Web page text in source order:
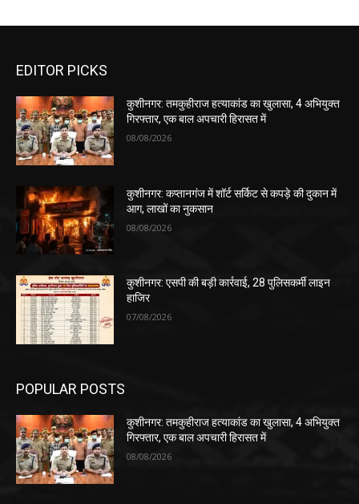
EDITOR PICKS
कुशीनगर: तमकुहीराज हत्याकांड का खुलासा, 4 अभियुक्त
गिरफ्तार, एक बाल अपचारी हिरासत में
08/08/2026
कुशीनगर: कप्तानगंज में शॉर्ट सर्किट से कपड़े की दुकान में
आग, लाखों का नुकसान
08/08/2026
कुशीनगर: एसपी की बड़ी कार्रवाई, 28 पुलिसकर्मी लाइन
हाजिर
07/08/2026
POPULAR POSTS
कुशीनगर: तमकुहीराज हत्याकांड का खुलासा, 4 अभियुक्त
गिरफ्तार, एक बाल अपचारी हिरासत में
08/08/2026